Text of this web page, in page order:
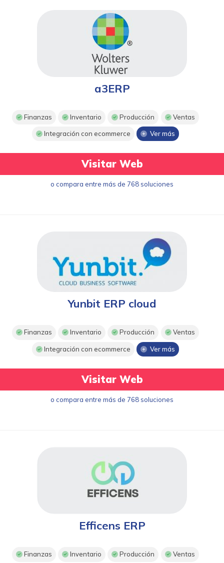
a3ERP
Finanzas Inventario Producción Ventas
Integración con ecommerce Ver más
Visitar Web
o compara entre más de 768 soluciones
Yunbit ERP cloud
Finanzas Inventario Producción Ventas
Integración con ecommerce Ver más
Visitar Web
o compara entre más de 768 soluciones
Efficens ERP
Finanzas Inventario Producción Ventas